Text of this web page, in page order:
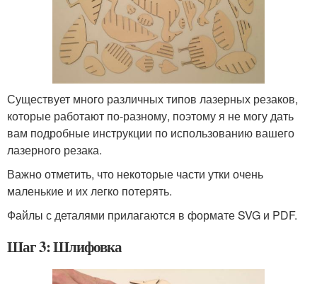
Существует много различных типов лазерных резаков,
которые работают по-разному, поэтому я не могу дать
вам подробные инструкции по использованию вашего
лазерного резака.
Важно отметить, что некоторые части утки очень
маленькие и их легко потерять.
Файлы с деталями прилагаются в формате SVG и PDF.
Шаг 3: Шлифовка